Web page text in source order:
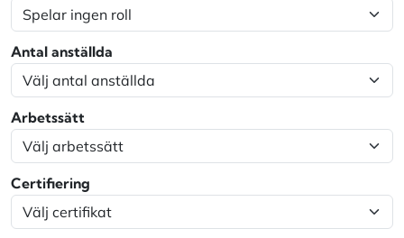
Antal anställda
Arbetssätt
Certifiering